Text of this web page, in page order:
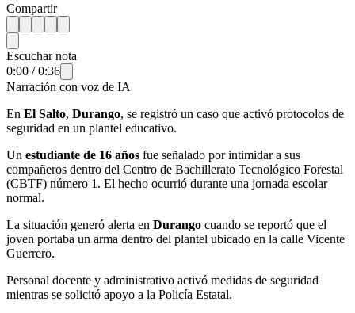
Compartir
Escuchar nota
0:00 /0:36
Narración con voz de IA
En El Salto, Durango, se registró un caso que activó protocolos de
seguridad en un plantel educativo.
Un estudiante de 16 años fue señalado por intimidar a sus
compañeros dentro del Centro de Bachillerato Tecnológico Forestal
(CBTF) número 1. El hecho ocurrió durante una jornada escolar
normal.
La situación generó alerta en Durango cuando se reportó que el
joven portaba un arma dentro del plantel ubicado en la calle Vicente
Guerrero.
Personal docente y administrativo activó medidas de seguridad
mientras se solicitó apoyo a la Policía Estatal.